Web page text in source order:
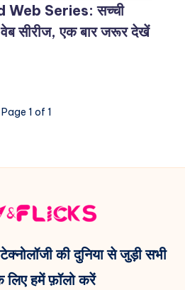
Web Series: सच्ची
सीरीज, एक बार जरूर देखें
Page 1 of 1
की दुनिया से जुड़ी सभी
हमें फ़ॉलो करें